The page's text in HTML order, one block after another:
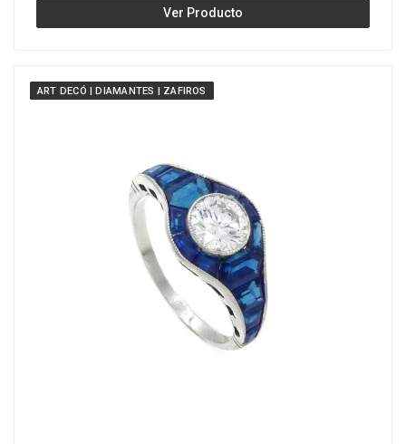
Ver Producto
ART DECÓ | DIAMANTES | ZAFIROS